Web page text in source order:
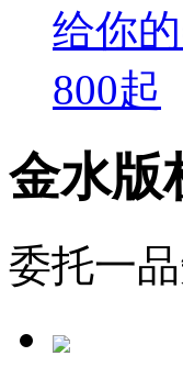
给你
800起
金水版
委托一